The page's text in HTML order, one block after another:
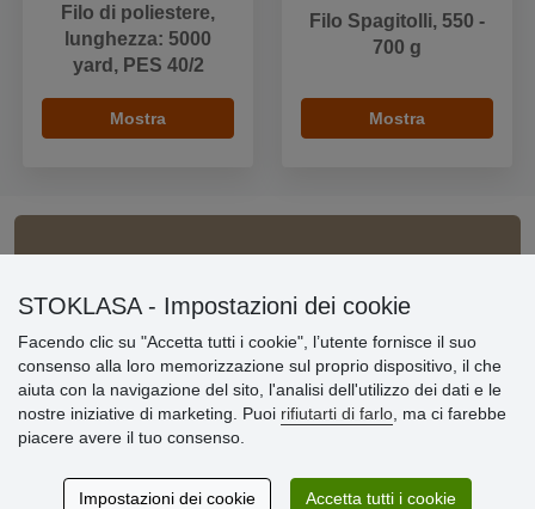
Filo di poliestere,
lunghezza: 5000
yard, PES 40/2
Mostra
Filo Spagitolli, 550 -
700 g
Mostra
» Impostazioni dei cookie
» Termini & Condizioni
» Informativa sulla Privacy
» Consegna e pagamento
» Garanzia e resi
» Programma fedeltà
STOKLASA - Impostazioni dei cookie
Facendo clic su "Accetta tutti i cookie", l’utente fornisce il suo
consenso alla loro memorizzazione sul proprio dispositivo, il che
aiuta con la navigazione del sito, l'analisi dell'utilizzo dei dati e le
nostre iniziative di marketing. Puoi rifiutarti di farlo , ma ci farebbe
piacere avere il tuo consenso.
Impostazioni dei cookie Accetta tutti i cookie